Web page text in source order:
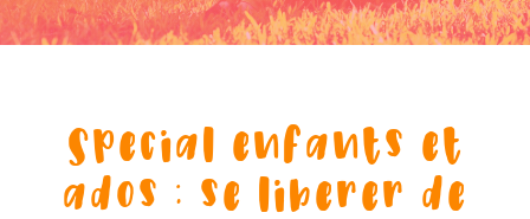
Special enfants et
ados : se liberer de